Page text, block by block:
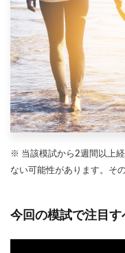
※ 当該模試から2週間以上
ない可能性があります。そ
今回の模試で注目す